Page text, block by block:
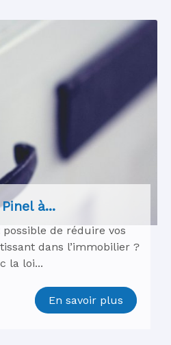
à...
possible de réduire vos
dans l’immobilier ?
la loi...
En savoir plus